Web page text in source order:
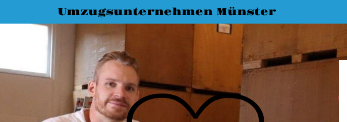
Umzugsunternehmen Münster